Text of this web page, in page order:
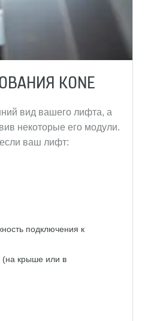
KONE
вид вашего лифта, а
некоторые его модули.
ваш лифт:
подключения к
(на крыше или в